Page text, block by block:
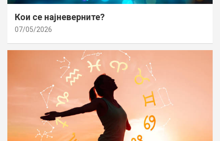
Кои се најневерните?
07/05/2026